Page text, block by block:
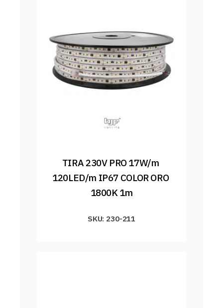
TIRA 230V PRO 17W/m
120LED/m IP67 COLOR ORO
1800K 1m
SKU: 230-211